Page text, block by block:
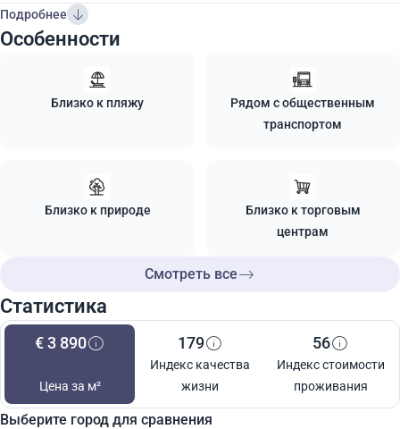
Подробнее
Особенности
Близко к пляжу
Рядом с общественным
транспортом
Близко к природе
Близко к торговым
центрам
Смотреть все
Статистика
€ 3 890
Цена за м²
179
Индекс качества
жизни
56
Индекс стоимости
проживания
Выберите город для сравнения